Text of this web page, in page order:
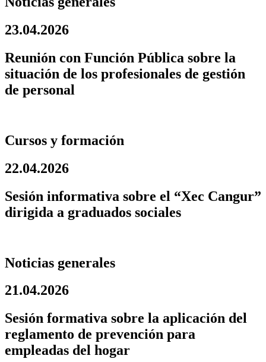
23.04.2026
Reunión con Función Pública sobre la
situación de los profesionales de gestión
de personal
Cursos y formación
22.04.2026
Sesión informativa sobre el “Xec Cangur”
dirigida a graduados sociales
Noticias generales
21.04.2026
Sesión formativa sobre la aplicación del
reglamento de prevención para
empleadas del hogar